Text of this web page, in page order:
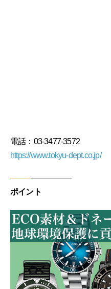
電話：03-3477-3572
https://www.tokyu-dept.co.jp/
ポイント